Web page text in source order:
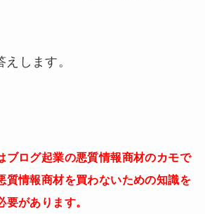
します。
ブログ起業の悪質情報商材のカモで
質情報商材を買わないための知識を
があります。